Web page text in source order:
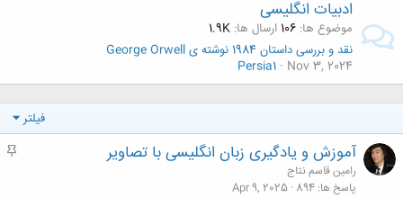
ادبیات انگلیسی
موضوع ها 106 ارسال ها 1.9K
نقد و بررسی داستان 1984 نوشته ی George Orwell
Nov 3, 2024
Persia1
فیلتر
م
آموزش و یادگیری زبان انگلیسی با تصاویر
رامین قاسم نتاج
پاسخ ها 894
Apr 9, 2025